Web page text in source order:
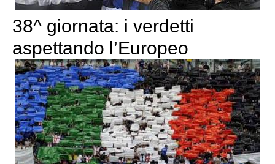
38^ giornata: i verdetti
aspettando l’Europeo